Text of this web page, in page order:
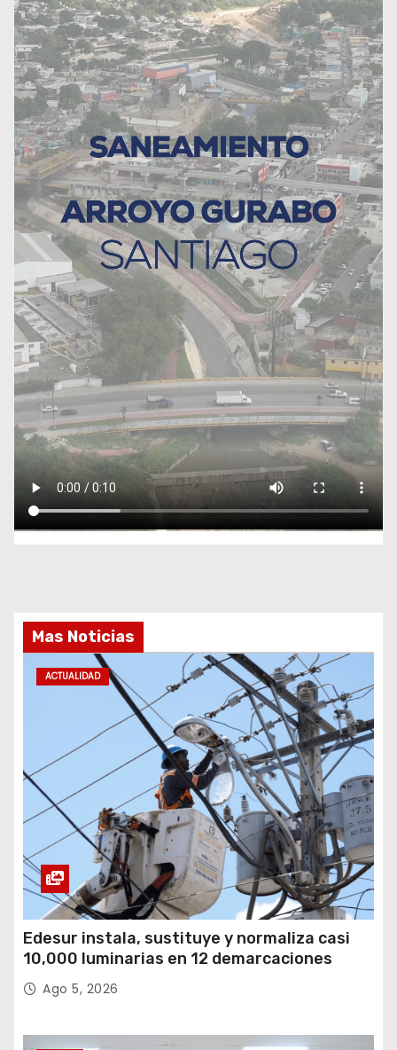
Mas Noticias
ACTUALIDAD
Edesur instala, sustituye y normaliza casi
10,000 luminarias en 12 demarcaciones
Ago 5, 2026